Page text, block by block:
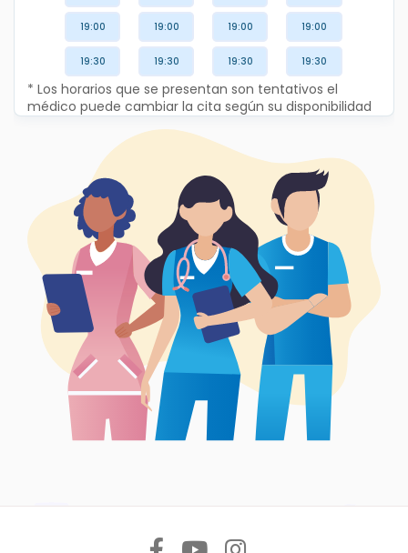
19:00
19:30
19:00
19:30
19:00
19:30
19:00
19:30
* Los horarios que se presentan son tentativos el
médico puede cambiar la cita según su disponibilidad